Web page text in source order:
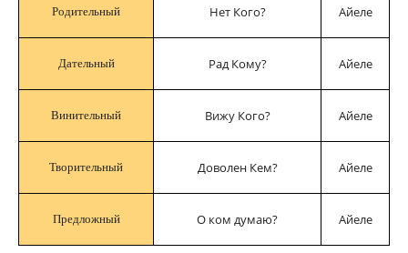
Родительный Нет Кого? Айеле
Дательный Рад Кому? Айеле
Винительный Вижу Кого? Айеле
Творительный Доволен Кем? Айеле
Предложный О ком думаю? Айеле